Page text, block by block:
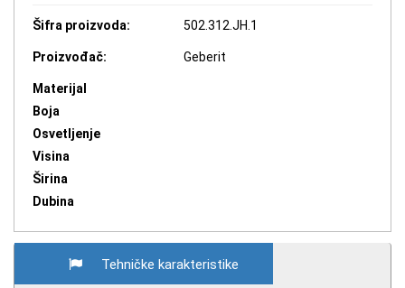
Šifra proizvoda: 502.312.JH.1
Proizvođač: Geberit
Materijal
Boja
Osvetljenje
Visina
Širina
Dubina
Tehničke karakteristike